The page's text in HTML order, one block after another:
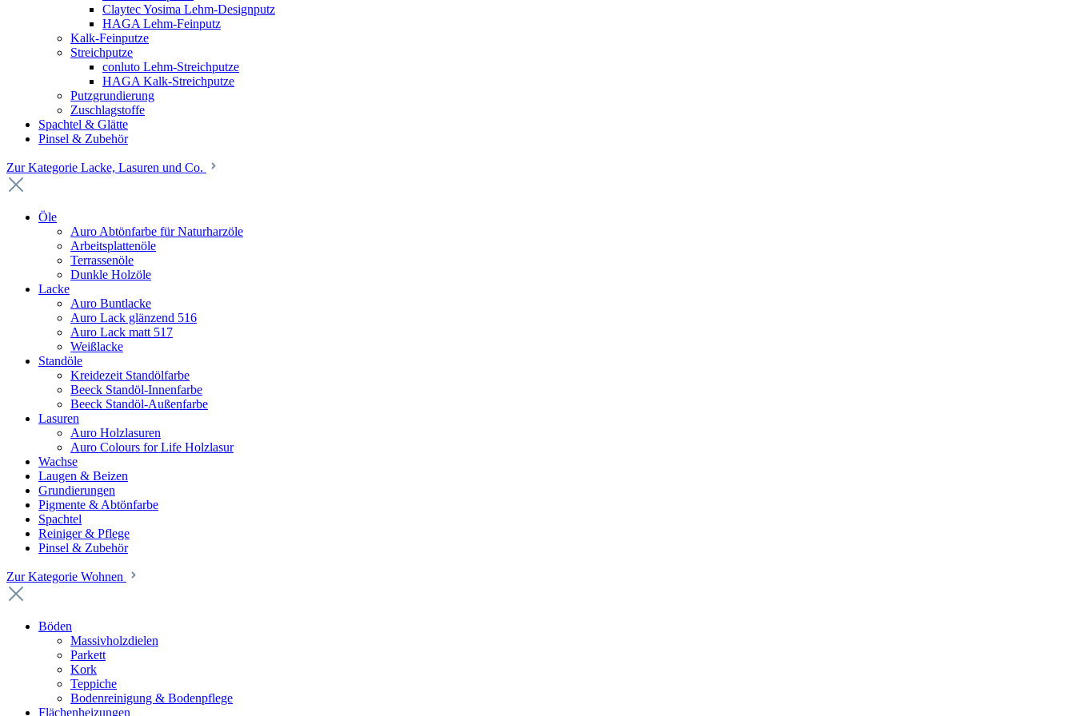
Claytec Yosima Lehm-Designputz
HAGA Lehm-Feinputz
Kalk-Feinputze
Streichputze
conluto Lehm-Streichputze
HAGA Kalk-Streichputze
Putzgrundierung
Zuschlagstoffe
Spachtel & Glätte
Pinsel & Zubehör
Zur Kategorie Lacke, Lasuren und Co.
Öle
Auro Abtönfarbe für Naturharzöle
Arbeitsplattenöle
Terrassenöle
Dunkle Holzöle
Lacke
Auro Buntlacke
Auro Lack glänzend 516
Auro Lack matt 517
Weißlacke
Standöle
Kreidezeit Standölfarbe
Beeck Standöl-Innenfarbe
Beeck Standöl-Außenfarbe
Lasuren
Auro Holzlasuren
Auro Colours for Life Holzlasur
Wachse
Laugen & Beizen
Grundierungen
Pigmente & Abtönfarbe
Spachtel
Reiniger & Pflege
Pinsel & Zubehör
Zur Kategorie Wohnen
Böden
Massivholzdielen
Parkett
Kork
Teppiche
Bodenreinigung & Bodenpflege
Flächenheizungen